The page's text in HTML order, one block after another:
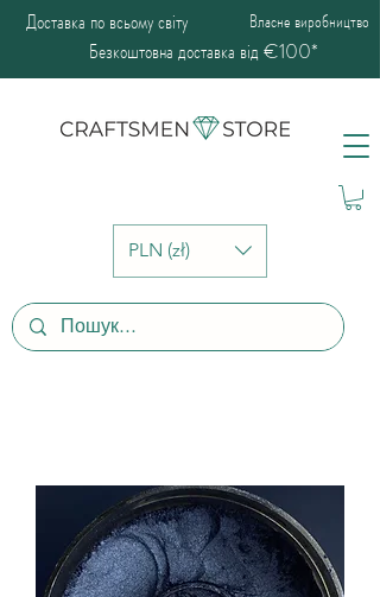
PLN (zł)
Доставка по всьому світу Власне виробництво
Безкоштовна доставка від €100*